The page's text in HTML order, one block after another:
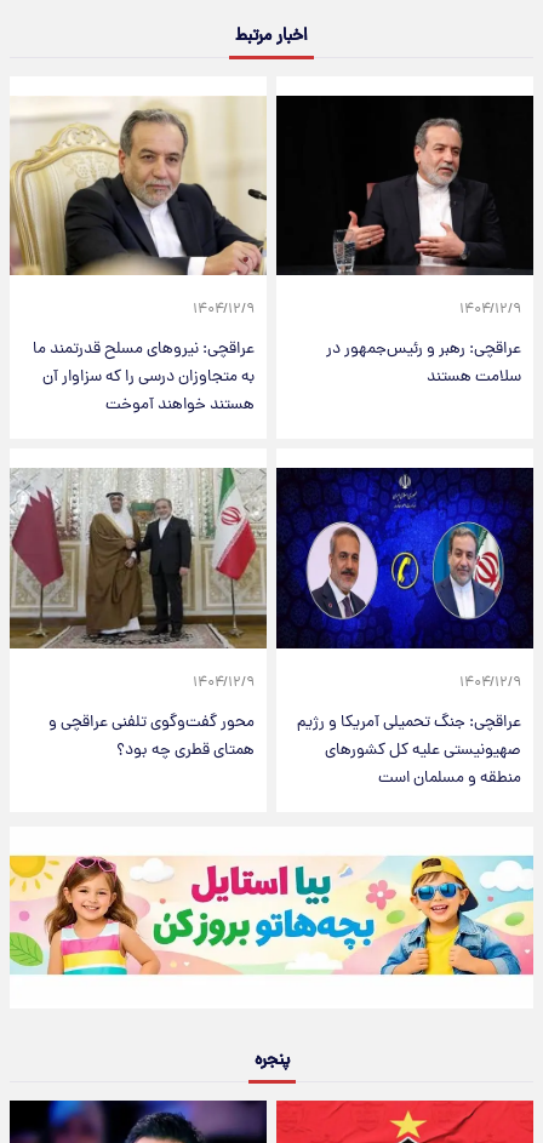
اخبار مرتبط
۱۴۰۴/۱۲/۹
عراقچی: رهبر و رئیس‌جمهور در
سلامت هستند
۱۴۰۴/۱۲/۹
عراقچی: نیروهای مسلح قدرتمند ما
به متجاوزان درسی را که سزاوار آن
هستند خواهند آموخت
۱۴۰۴/۱۲/۹
عراقچی: جنگ تحمیلی آمریکا و رژیم
صهیونیستی علیه کل کشورهای
منطقه و مسلمان است
۱۴۰۴/۱۲/۹
محور گفت‌وگوی تلفنی عراقچی و
همتای قطری چه بود؟
پنجره